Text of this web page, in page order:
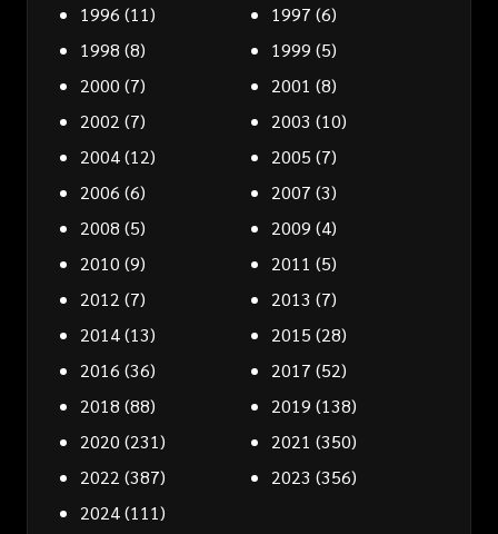
1996 (11) 1997 (6)
1998 (8) 1999 (5)
2000 (7) 2001 (8)
2002 (7) 2003 (10)
2004(12) 2005 (7)
2006 (6) 2007 (3)
2008 (5) 2009 (4)
2010 (9) 2011 (5)
2012 (7) 2013 (7)
2014(13) 2015 (28)
2016 (36) 2017 (52)
2018 (88) 2019 (138)
2020 (231) 2021 (350)
2022 (387) 2023 (356)
2024(111)